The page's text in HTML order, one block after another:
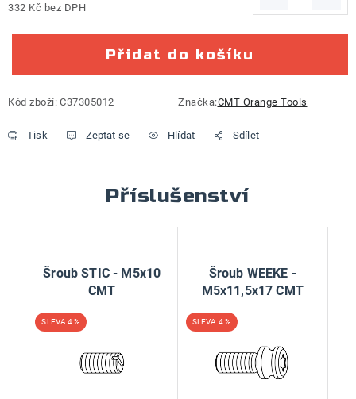
332 Kč bez DPH
Přidat do košíku
Kód zboží: C37305012 Značka:CMT Orange Tools
Tisk Zeptat se Hlídat Sdílet
Příslušenství
Šroub STIC - M5x10
CMT
4 %
Šroub WEEKE -
M5x11,5x17 CMT
4 %